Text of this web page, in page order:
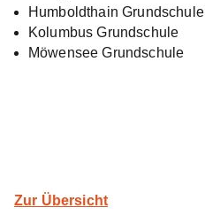
Humboldthain Grundschule
Kolumbus Grundschule
Möwensee Grundschule
Zur Übersicht